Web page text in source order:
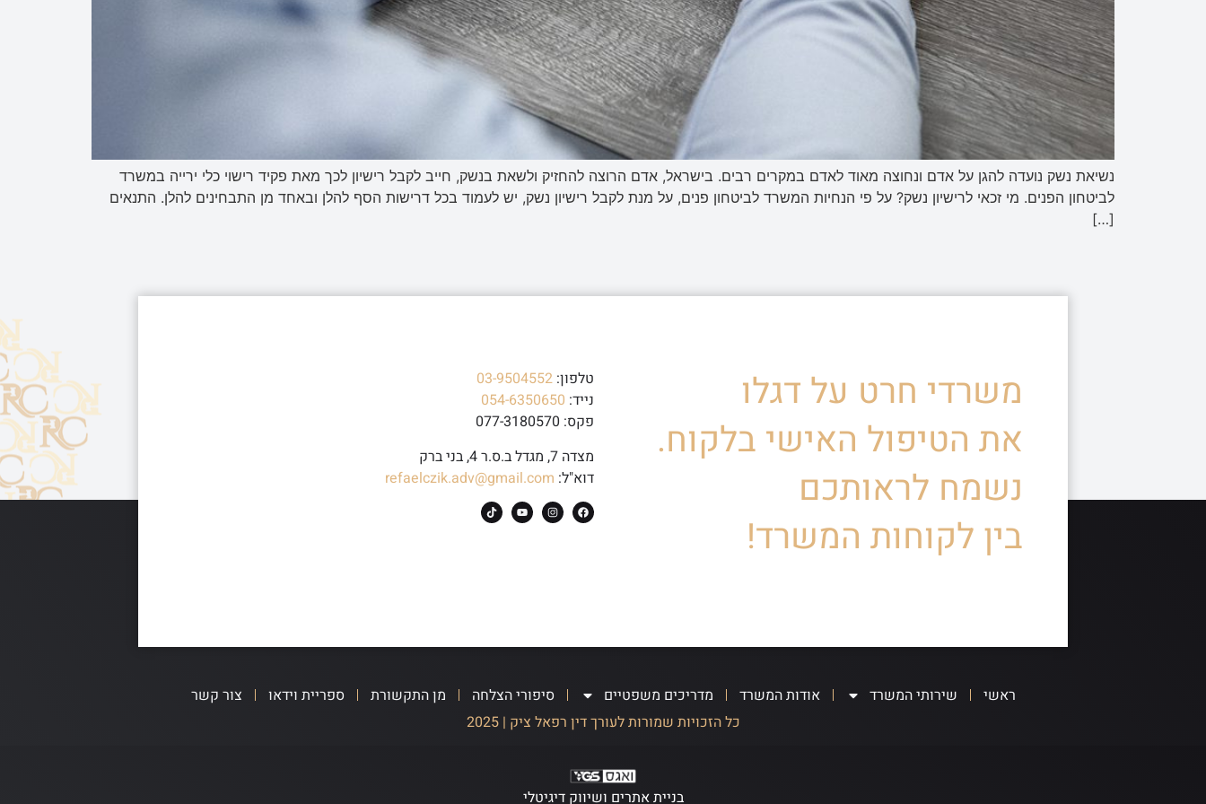
נשיאת נשק נועדה להגן על אדם ונחוצה מאוד לאדם במקרים רבים. בישראל, אדם הרוצה להחזיק ולשאת בנשק, חייב לקבל רישיון לכך מאת פקיד רישוי כלי ירייה במשרד
לביטחון הפנים. מי זכאי לרישיון נשק? על פי הנחיות המשרד לביטחון פנים, על מנת לקבל רישיון נשק, יש לעמוד בכל דרישות הסף להלן ובאחד מן התבחינים להלן. התנאים
[…]
משרדי חרט על דגלו
את הטיפול האישי בלקוח.
נשמח לראותכם
בין לקוחות המשרד!
טלפון: 03-9504552
נייד: 054-6350650
פקס: 077-3180570
מצדה 7, מגדל ב.ס.ר 4, בני ברק
דוא"ל: refaelczik.adv@gmail.com
ראשי שירותי המשרד אודות המשרד מדריכים משפטיים סיפורי הצלחה מן התקשורת ספריית וידאו
צור קשר
כל הזכויות שמורות לעורך דין רפאל ציק | 2025
בניית אתרים ושיווק דיגיטלי